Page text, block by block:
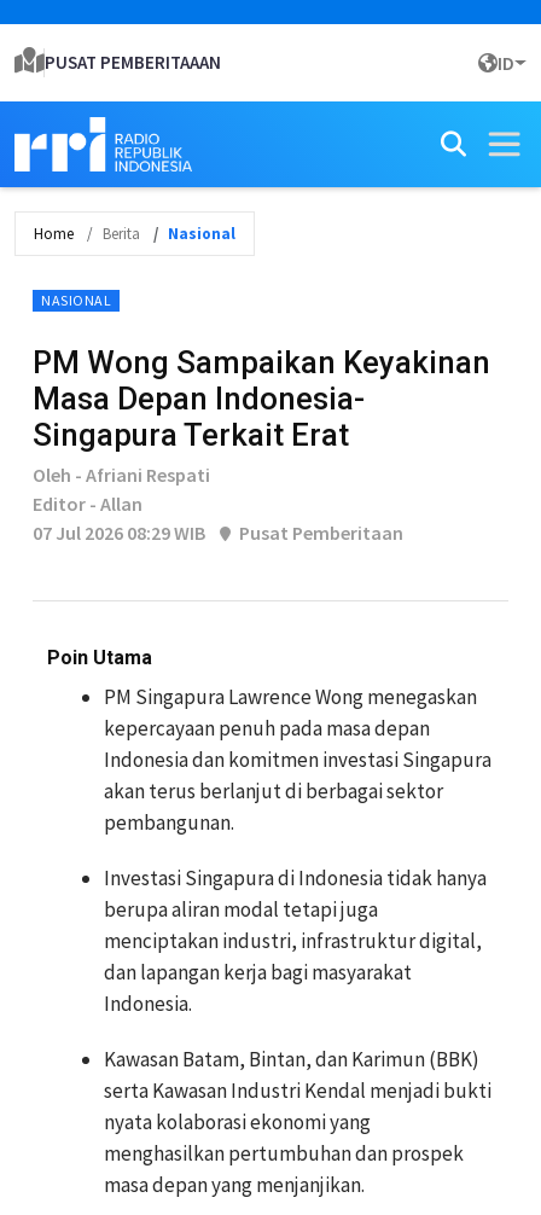
PUSAT PEMBERITAAAN ID
Home Berita Nasional
NASIONAL
PM Wong Sampaikan Keyakinan
Masa Depan Indonesia-
Singapura Terkait Erat
Oleh - Afriani Respati
Editor - Allan
07 Jul 2026 08:29 WIB
Pusat Pemberitaan
Poin Utama
PM Singapura Lawrence Wong menegaskan
kepercayaan penuh pada masa depan
Indonesia dan komitmen investasi Singapura
akan terus berlanjut di berbagai sektor
pembangunan.
Investasi Singapura di Indonesia tidak hanya
berupa aliran modal tetapi juga
menciptakan industri, infrastruktur digital,
dan lapangan kerja bagi masyarakat
Indonesia.
Kawasan Batam, Bintan, dan Karimun (BBK)
serta Kawasan Industri Kendal menjadi bukti
nyata kolaborasi ekonomi yang
menghasilkan pertumbuhan dan prospek
masa depan yang menjanjikan.